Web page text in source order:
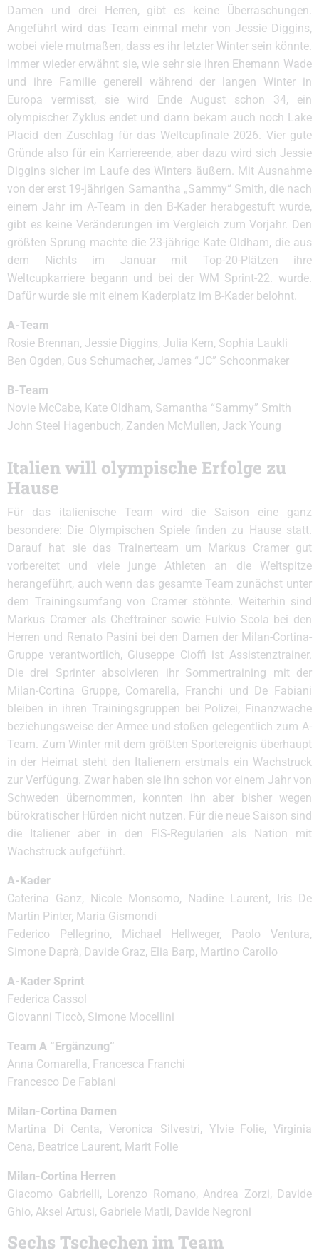
Damen und drei Herren, gibt es keine Überraschungen.
Angeführt wird das Team einmal mehr von Jessie Diggins,
wobei viele mutmaßen, dass es ihr letzter Winter sein könnte.
Immer wieder erwähnt sie, wie sehr sie ihren Ehemann Wade
und ihre Familie generell während der langen Winter in
Europa vermisst, sie wird Ende August schon 34, ein
olympischer Zyklus endet und dann bekam auch noch Lake
Placid den Zuschlag für das Weltcupfinale 2026. Vier gute
Gründe also für ein Karriereende, aber dazu wird sich Jessie
Diggins sicher im Laufe des Winters äußern. Mit Ausnahme
von der erst 19-jährigen Samantha „Sammy“ Smith, die nach
einem Jahr im A-Team in den B-Kader herabgestuft wurde,
gibt es keine Veränderungen im Vergleich zum Vorjahr. Den
größten Sprung machte die 23-jährige Kate Oldham, die aus
dem Nichts im Januar mit Top-20-Plätzen ihre
Weltcupkarriere begann und bei der WM Sprint-22. wurde.
Dafür wurde sie mit einem Kaderplatz im B-Kader belohnt.
A-Team
Rosie Brennan, Jessie Diggins, Julia Kern, Sophia Laukli
Ben Ogden, Gus Schumacher, James “JC” Schoonmaker
B-Team
Novie McCabe, Kate Oldham, Samantha “Sammy” Smith
John Steel Hagenbuch, Zanden McMullen, Jack Young
Italien will olympische Erfolge zu
Hause
Für das italienische Team wird die Saison eine ganz
besondere: Die Olympischen Spiele finden zu Hause statt.
Darauf hat sie das Trainerteam um Markus Cramer gut
vorbereitet und viele junge Athleten an die Weltspitze
herangeführt, auch wenn das gesamte Team zunächst unter
dem Trainingsumfang von Cramer stöhnte. Weiterhin sind
Markus Cramer als Cheftrainer sowie Fulvio Scola bei den
Herren und Renato Pasini bei den Damen der Milan-Cortina-
Gruppe verantwortlich, Giuseppe Cioffi ist Assistenztrainer.
Die drei Sprinter absolvieren ihr Sommertraining mit der
Milan-Cortina Gruppe, Comarella, Franchi und De Fabiani
bleiben in ihren Trainingsgruppen bei Polizei, Finanzwache
beziehungsweise der Armee und stoßen gelegentlich zum A-
Team. Zum Winter mit dem größten Sportereignis überhaupt
in der Heimat steht den Italienern erstmals ein Wachstruck
zur Verfügung. Zwar haben sie ihn schon vor einem Jahr von
Schweden übernommen, konnten ihn aber bisher wegen
bürokratischer Hürden nicht nutzen. Für die neue Saison sind
die Italiener aber in den FIS-Regularien als Nation mit
Wachstruck aufgeführt.
A-Kader
Caterina Ganz, Nicole Monsorno, Nadine Laurent, Iris De
Martin Pinter, Maria Gismondi
Federico Pellegrino, Michael Hellweger, Paolo Ventura,
Simone Daprà, Davide Graz, Elia Barp, Martino Carollo
A-Kader Sprint
Federica Cassol
Giovanni Ticcò, Simone Mocellini
Team A “Ergänzung”
Anna Comarella, Francesca Franchi
Francesco De Fabiani
Milan-Cortina Damen
Martina Di Centa, Veronica Silvestri, Ylvie Folie, Virginia
Cena, Beatrice Laurent, Marit Folie
Milan-Cortina Herren
Giacomo Gabrielli, Lorenzo Romano, Andrea Zorzi, Davide
Ghio, Aksel Artusi, Gabriele Matli, Davide Negroni
Sechs Tschechen im Team